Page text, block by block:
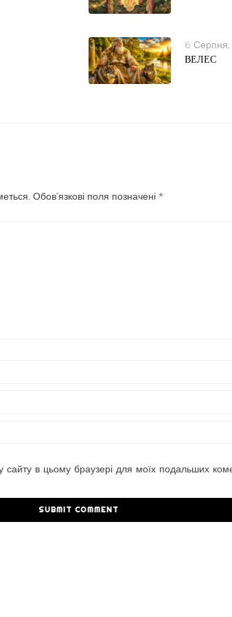
6
ВЕЛЕС
Обов’язкові поля позначені *
в цьому браузері для моїх подальших